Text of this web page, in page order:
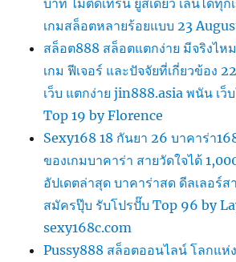
บาท ไม่ติดเทิร์น ยูสเดียว เล่นได้ทุ
เกมสล็อตหลายร้อยแบบ 23
สล็อต888 สล็อตแตกง่าย มีจริงไห
เกม ฟีเจอร์ และปัจจัยที่เกี่ยวข้อง
เว็บ แตกง่าย jin888.asia พนัน เว็
Top 19 by Florence
Sexy168 18 กันยา 26 บาคาร่า
ของเกมบาคาร่า สายวัดใจได้
อัปเดตล่าสุด บาคาร่าสด ดีลเลอร์ส
สมัครปุ๊บ รับโปรปั๊บ Top 96 by
sexy168c.com
Pussy888 สล็อตออนไลน์ โลกแห่